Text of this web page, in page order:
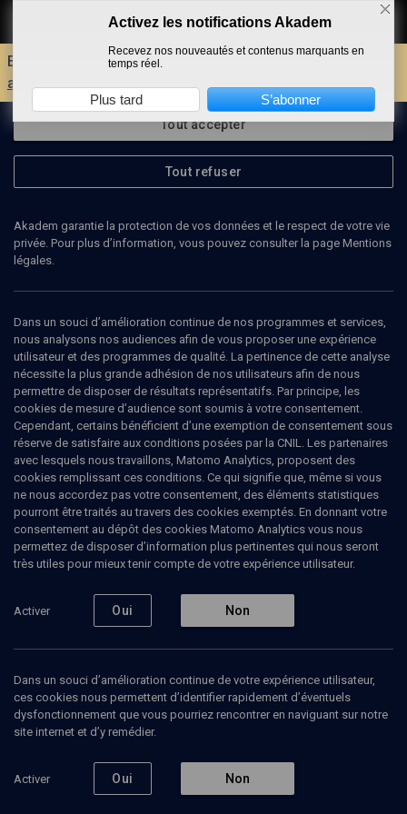
Faire un don
Envie d'encore plus d'AKADEM ?
Découvrez les
avantages d'un compte !
Ajouter Partager J’aime
Abonnez-vous à notre newsletter
Société La rédaction
Tout accepter
Tout refuser
Akadem garantie la protection de vos données et le respect de votre vie
privée. Pour plus d’information, vous pouvez consulter la page Mentions
légales.
Dans un souci d’amélioration continue de nos programmes et services,
nous analysons nos audiences afin de vous proposer une expérience
utilisateur et des programmes de qualité. La pertinence de cette analyse
nécessite la plus grande adhésion de nos utilisateurs afin de nous
permettre de disposer de résultats représentatifs. Par principe, les
cookies de mesure d’audience sont soumis à votre consentement.
Cependant, certains bénéficient d’une exemption de consentement sous
réserve de satisfaire aux conditions posées par la CNIL. Les partenaires
avec lesquels nous travaillons, Matomo Analytics, proposent des
cookies remplissant ces conditions. Ce qui signifie que, même si vous
ne nous accordez pas votre consentement, des éléments statistiques
pourront être traités au travers des cookies exemptés. En donnant votre
consentement au dépôt des cookies Matomo Analytics vous nous
permettez de disposer d’information plus pertinentes qui nous seront
très utiles pour mieux tenir compte de votre expérience utilisateur.
Activer Oui Non
Dans un souci d’amélioration continue de votre expérience utilisateur,
ces cookies nous permettent d’identifier rapidement d’éventuels
dysfonctionnement que vous pourriez rencontrer en naviguant sur notre
site internet et d’y remédier.
Activer Oui Non
Activez les notifications Akadem
Recevez nos nouveautés et contenus marquants en
temps réel.
Plus tard S’abonner